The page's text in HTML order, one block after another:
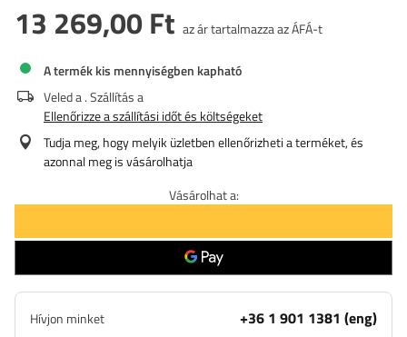
13 269,00 Ft az ár tartalmazza az ÁFÁ-t
A termék kis mennyiségben kapható
Veled a. Szállítás a
Ellenőrizze a szállítási időt és költségeket
Tudja meg, hogy melyik üzletben ellenőrizheti a terméket, és
azonnal meg is vásárolhatja
Vásárolhat a:
Hívjon minket +36 1 901 1381 (eng)